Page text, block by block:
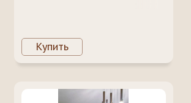
Купить